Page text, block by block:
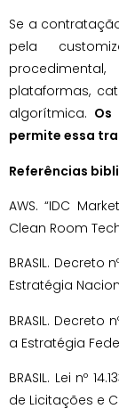
Se a
pela
plataformas,
algorítmica. Os
permite essa
Referências
AWS. “IDC
Clean Room
BRASIL. Decreto
Estratégia
BRASIL. Decreto
a Estratégia
BRASIL. Lei nº
de Licitações e